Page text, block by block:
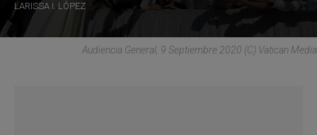
LARISSA I. LÓPEZ
Audiencia General, 9 Septiembre 2020 (C) Vatican Media